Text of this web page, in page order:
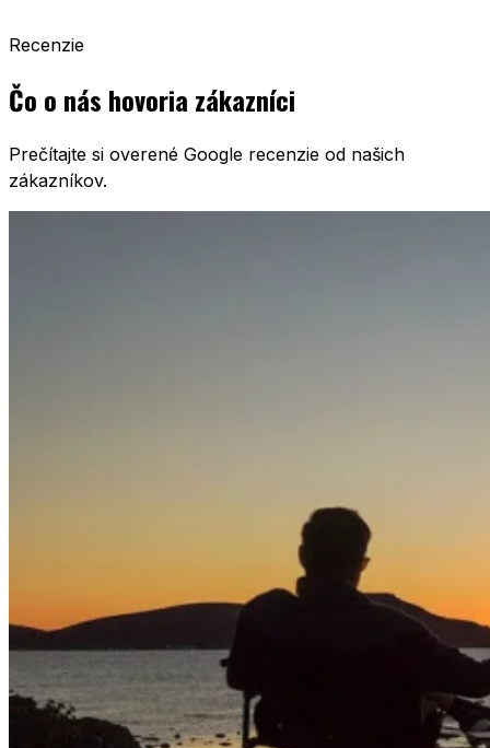
Recenzie
Čo o nás hovoria zákazníci
Prečítajte si overené Google recenzie od našich
zákazníkov.